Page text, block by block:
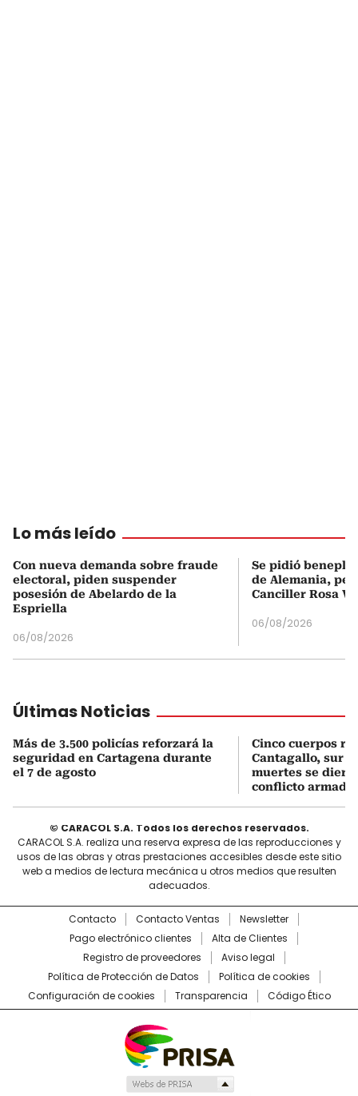
Lo más leído
Con nueva demanda sobre fraude
electoral, piden suspender
posesión de Abelardo de la
Espriella
06/08/2026
Se pidió
de Alemania,
Canciller Rosa
06/08/2026
Últimas Noticias
Más de 3.500 policías reforzará la
seguridad en Cartagena durante
el 7 de agosto
Cinco cuerpos
Cantagallo, sur
muertes se
conflicto armado
© CARACOL S.A. Todos los derechos reservados.
CARACOL S.A. realiza una reserva expresa de las reproducciones y
usos de las obras y otras prestaciones accesibles desde este sitio
web a medios de lectura mecánica u otros medios que resulten
adecuados.
Contacto Contacto Ventas
Newsletter
Pago electrónico clientes
Alta de Clientes
Registro de proveedores
Aviso legal
Política de Protección de Datos
Política de cookies
Configuración de cookies
Transparencia Código Ético